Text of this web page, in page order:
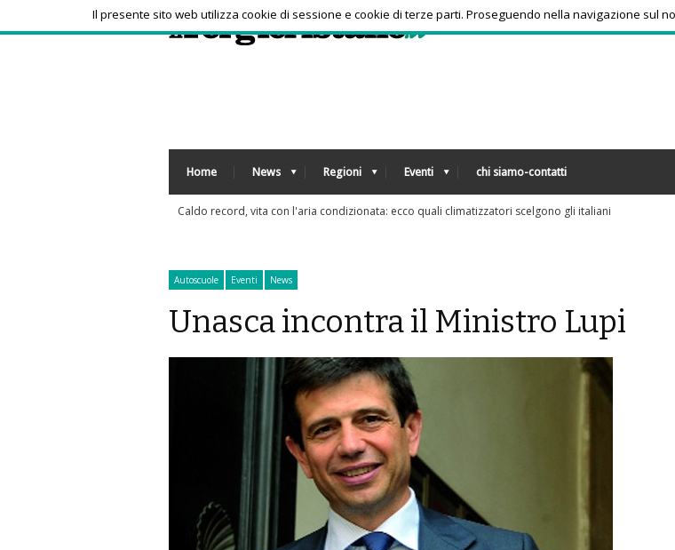
Home News Regioni Eventi chi siamo-contatti
Tra bambini e
Autoscuole Eventi News
Unasca incontra il Ministro Lupi
Il presente sito web utilizza cookie di sessione e cookie di terze parti. Proseguendo nella navigazione sul